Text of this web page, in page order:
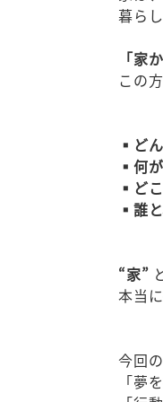
暮ら
「家
この
▪ど
▪何
▪ど
▪誰
“家”
本当
今回
「夢